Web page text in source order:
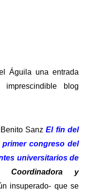
Águila una entrada
blog
SanzEl fin del
congreso del
universitarios de
Coordinadora y
insuperado- que se